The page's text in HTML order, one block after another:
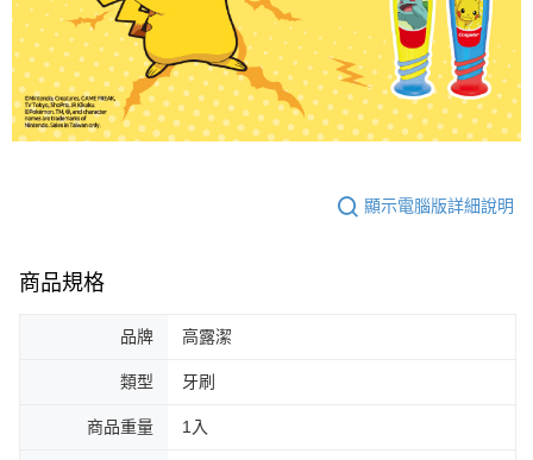
顯示電腦版詳細說明
商品規格
品牌 高露潔
類型 牙刷
商品重量 1入